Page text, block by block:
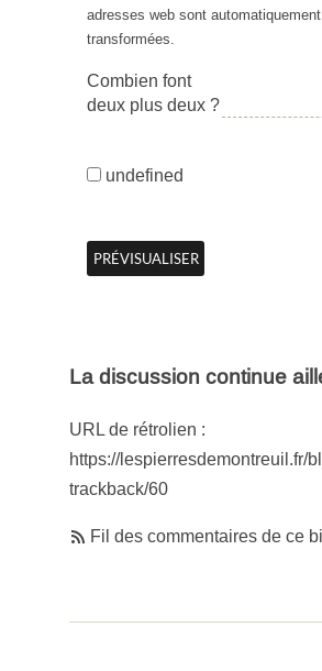
adresses web sont automatiquement
transformées.
Combien font
deux plus deux ?
undefined
La discussion continue
URL de rétrolien :
https://lespierresdemontreuil.fr/
trackback/60
Fil des commentaires de ce